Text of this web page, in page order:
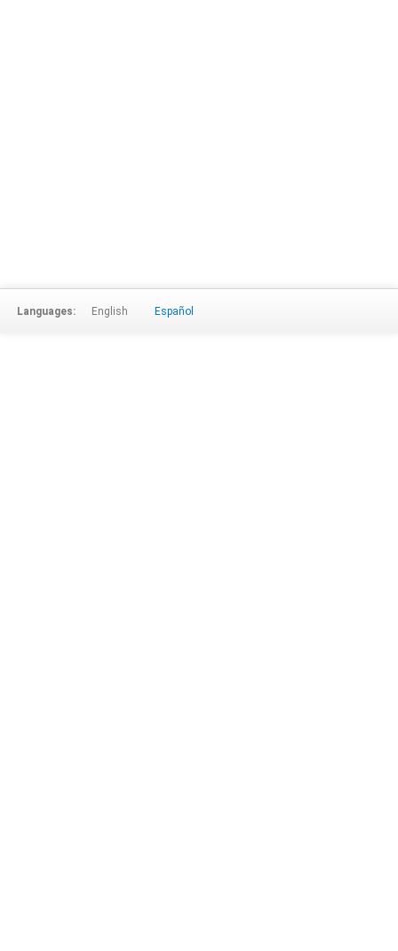
Languages: English Español